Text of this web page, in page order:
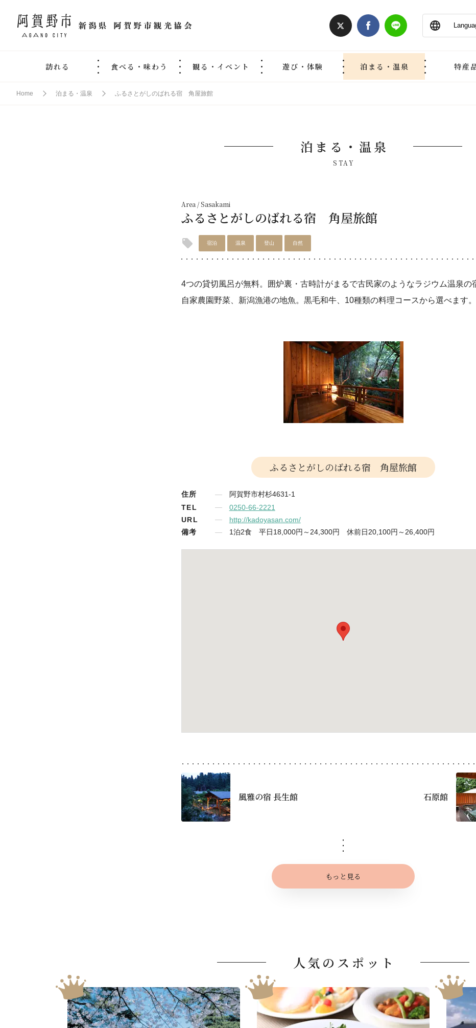
訪れる 食べる・味わう 観る・イベント 遊び・体験 泊まる・温泉 特産
Home 泊まる・温泉 ふるさとがしのばれる宿 角屋旅館
泊まる・温泉
STAY
Area / Sasakami
ふるさとがしのばれる宿 角屋旅館
宿泊 温泉 登山 自然
4つの貸切風呂が無料。囲炉裏・古時計がまるで古民家のようなラジウム温泉の
自家農園野菜、新潟漁港の地魚。黒毛和牛、10種類の料理コースから選べます。
ふるさとがしのばれる宿 角屋旅館
住所
阿賀野市村杉4631-1
TEL
0250-66-2221
URL
http://kadoyasan.com/
備考
1泊2食 平日18,000円～24,300円 休前日20,100円～26,400円
風雅の宿 長生館 石原館
もっと見る
人気のスポット